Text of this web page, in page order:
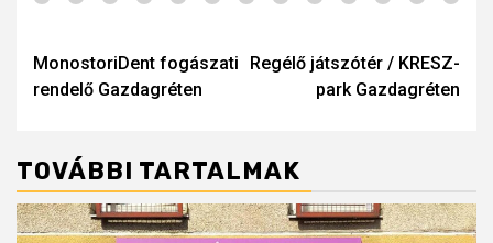
navigation
MonostoriDent fogászati
rendelő Gazdagréten
Regélő játszótér / KRESZ-
park Gazdagréten
TOVÁBBI TARTALMAK